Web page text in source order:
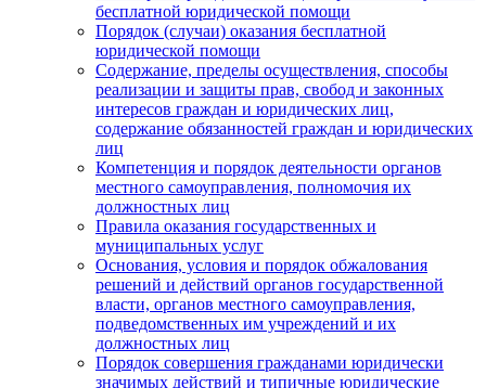
бесплатной юридической помощи
Порядок (случаи) оказания бесплатной
юридической помощи
Содержание, пределы осуществления, способы
реализации и защиты прав, свобод и законных
интересов граждан и юридических лиц,
содержание обязанностей граждан и юридических
лиц
Компетенция и порядок деятельности органов
местного самоуправления, полномочия их
должностных лиц
Правила оказания государственных и
муниципальных услуг
Основания, условия и порядок обжалования
решений и действий органов государственной
власти, органов местного самоуправления,
подведомственных им учреждений и их
должностных лиц
Порядок совершения гражданами юридически
значимых действий и типичные юридические